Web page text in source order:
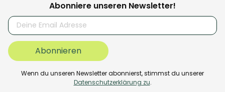
Abonniere unseren Newsletter!
Wenn du unseren Newsletter abonnierst, stimmst du unserer
Datenschutzerklärung zu.